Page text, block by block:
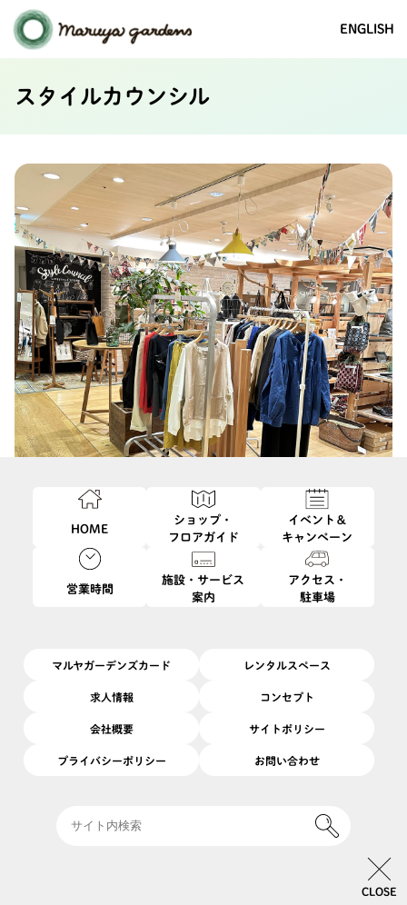
ENGLISH
HOME
ショップ・
フロアガイド
イベント＆
キャンペーン
営業時間
施設・サービス
案内
アクセス・
駐車場
マルヤガーデンズカード レンタルスペース
求人情報 コンセプト
会社概要 サイトポリシー
プライバシーポリシー お問い合わせ
CLOSE
スタイルカウンシル
インテリア / レディスファッション
2F